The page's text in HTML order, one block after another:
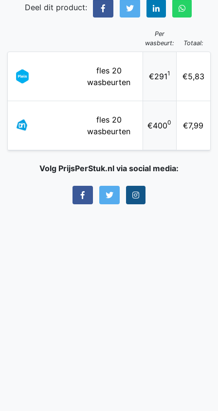
Deel dit product:
Per
wasbeurt:
Totaal:
fles 20
wasbeurten
€2911 €5,83
fles 20
wasbeurten
€4000 €7,99
Volg PrijsPerStuk.nl via social media: